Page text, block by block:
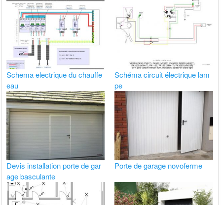
Schema electrique du chauffe
eau
Schéma circuit électrique lam
pe
Devis installation porte de gar
age basculante
Porte de garage novoferme